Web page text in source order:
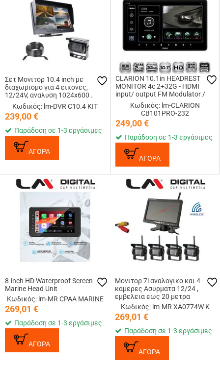
Σετ Μονιτορ 10.4 inch με
διαχωρισμο για 4 εικονες,
12/24V, αναλυση 1024x600 .
Περιλαμβανεται 1 κάμερα
NTSC , AHD 1080p 170o, IP67
Κωδικός: lm-DVR C10.4 KIT
239,00€
Παράδοση σε 1-3 εργάσιμες
ΑΓΟΡΑ
CLARION 10.1in HEADREST
MONITOR 4c 2+32G - HDMI
input/ output FM Modulator /
BT / WiFi / USB / SD Card Slot
Κωδικός: lm-CLARION
CB101PRO-232
249,00€
Παράδοση σε 1-3 εργάσιμες
ΑΓΟΡΑ
8-inch HD Waterproof Screen
Marine Head Unit
Κωδικός: lm-MR CPAA MARINE
269,01 €
Παράδοση σε 1-3 εργάσιμες
ΑΓΟΡΑ
Μονιτορ 7i αναλογικο και 4
καμερες Ασυρματα 12/24 ,
εμβελεια εως 20 μετρα
Κωδικός: lm-MR XA0774W K
269,01 €
Παράδοση σε 1-3 εργάσιμες
ΑΓΟΡΑ